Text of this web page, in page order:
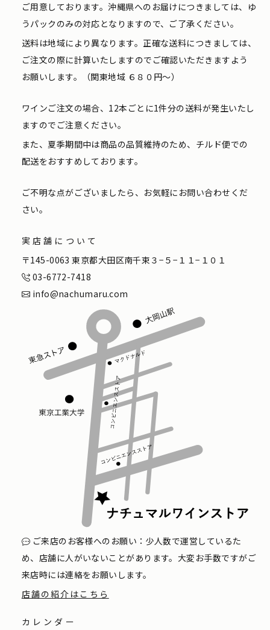
ご用意しております。沖縄県へのお届けにつきましては、ゆ
うパックのみの対応となりますので、ご了承ください。
送料は地域により異なります。正確な送料につきましては、
ご注文の際に計算いたしますのでご確認いただきますよう
お願いします。（関東地域 ６８０円〜）
ワインご注文の場合、12本ごとに1件分の送料が発生いたし
ますのでご注意ください。
また、夏季期間中は商品の品質維持のため、チルド便での
配送をおすすめしております。
ご不明な点がございましたら、お気軽にお問い合わせくだ
さい。
実店舗について
〒145-0063 東京都大田区南千束３−５−１１−１０１
03-6772-7418
info@nachumaru.com
ご来店のお客様へのお願い：少人数で運営しているた
め、店舗に人がいないことがあります。大変お手数ですがご
来店時には連絡をお願いします。
店舗の紹介はこちら
カレンダー